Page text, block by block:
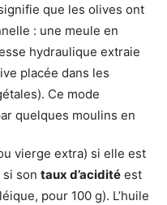
que les olives ont
: une meule en
hydraulique extraie
placée dans les
Ce mode
quelques moulins en
vierge extra) si elle est
si son taux d’acidité est
pour 100 g). L’huile